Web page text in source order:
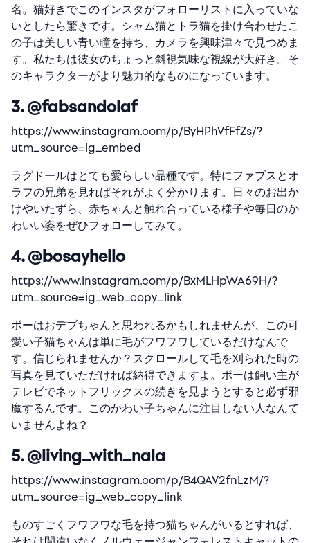
名。猫好きでこのインスタがフォローリストに入っていな
いとしたら驚きです。シャム猫とトラ猫を掛け合わせたこ
の子は美しい青い瞳を持ち、カメラを興味津々で見つめま
す。私たちは彼女のちょっと斜視気味な視線が大好き。そ
のキャラクターがより魅力的なものになっています。
3. @fabsandolaf
https://www.instagram.com/p/ByHPhVfFfZs/?
utm_source=ig_embed
ラグドールはとても愛らしい品種です。特にファブスとオ
ラフの兄弟を見ればそれがよく分かります。日々のお出か
けやいたずら、赤ちゃんと触れ合っている様子や毎日のか
わいい姿をぜひフォローしてみて。
4. @bosayhello
https://www.instagram.com/p/BxMLHpWA69H/?
utm_source=ig_web_copy_link
ボーはおデブちゃんと思われるかもしれませんが、この可
愛い子猫ちゃんは単に毛がフワフワしているだけなんで
す。信じられませんか？スクロールして毛を刈られた時の
写真を見ていただければ納得できますよ。ボーは飼い主が
テレビでネットフリックスの続きを見ようとすると必ず邪
魔するんです。このかわい子ちゃんに注目しない人なんて
いませんよね？
5. @living_with_nala
https://www.instagram.com/p/B4QAV2fnLzM/?
utm_source=ig_web_copy_link
ものすごくフワフワな毛を持つ猫ちゃんがいるとすれば、